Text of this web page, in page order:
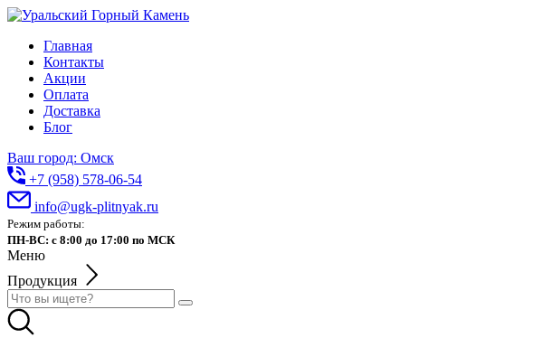
Главная
Контакты
Акции
Оплата
Доставка
Блог
Ваш город: Омск
+7 (958) 578-06-54
info@ugk-plitnyak.ru
Режим работы:
ПН-ВС: с 8:00 до 17:00 по МСК
Меню
Продукция